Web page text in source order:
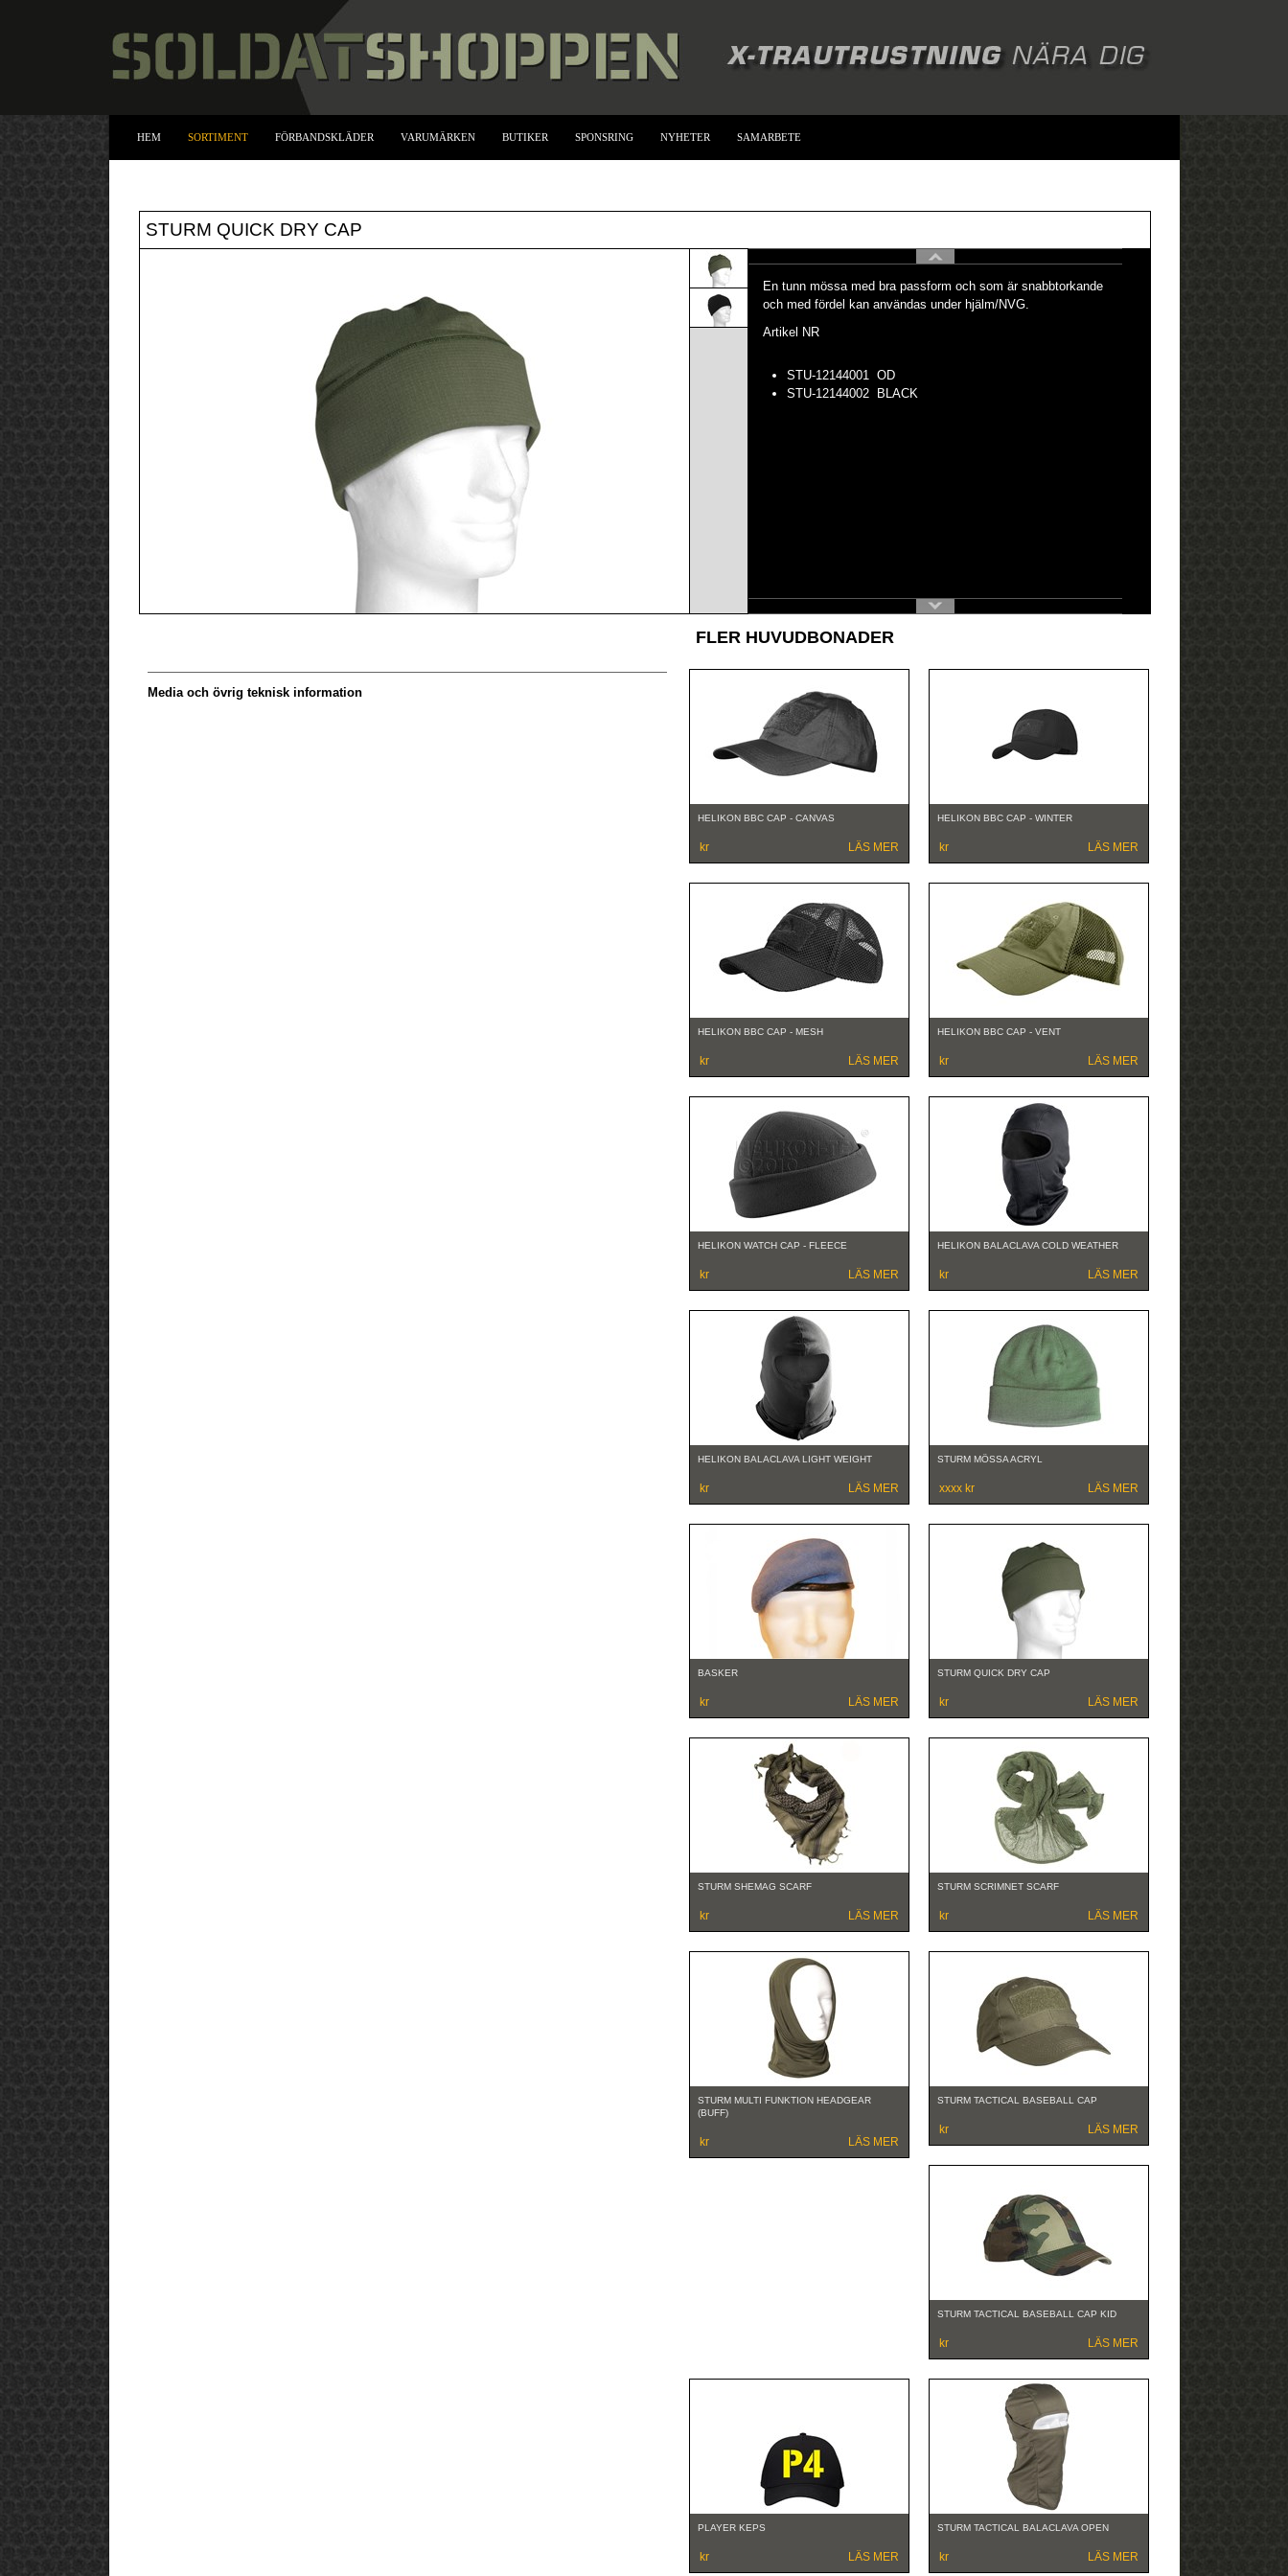
HEM SORTIMENT FÖRBANDSKLÄDER VARUMÄRKEN BUTIKER SPONSRING NYHETER SAMARBETE
STURM QUICK DRY CAP
En tunn mössa med bra passform och som är snabbtorkande
och med fördel kan användas under hjälm/NVG.
Artikel NR
STU-12144001 OD
STU-12144002 BLACK
FLER HUVUDBONADER
Media och övrig teknisk information
HELIKON BBC CAP - CANVAS
kr LÄS MER
HELIKON BBC CAP - WINTER
kr LÄS MER
HELIKON BBC CAP - MESH
kr LÄS MER
HELIKON BBC CAP - VENT
kr LÄS MER
HELIKON WATCH CAP - FLEECE
kr LÄS MER
HELIKON BALACLAVA COLD WEATHER
kr LÄS MER
HELIKON BALACLAVA LIGHT WEIGHT
kr LÄS MER
STURM MÖSSA ACRYL
xxxx kr LÄS MER
BASKER
kr LÄS MER
STURM QUICK DRY CAP
kr LÄS MER
STURM SHEMAG SCARF
kr LÄS MER
STURM SCRIMNET SCARF
kr LÄS MER
STURM MULTI FUNKTION HEADGEAR
(BUFF)
kr LÄS MER
STURM TACTICAL BASEBALL CAP
kr LÄS MER
STURM TACTICAL BASEBALL CAP KID
kr LÄS MER
PLAYER KEPS
kr LÄS MER
STURM TACTICAL BALACLAVA OPEN
kr LÄS MER